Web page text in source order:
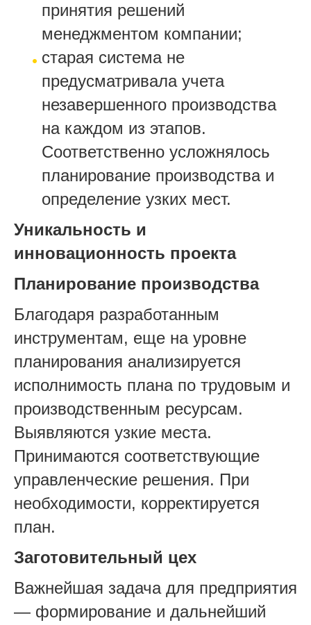
принятия решений
менеджментом компании;
старая система не
предусматривала учета
незавершенного производства
на каждом из этапов.
Соответственно усложнялось
планирование производства и
определение узких мест.
Уникальность и
инновационность проекта
Планирование производства
Благодаря разработанным
инструментам, еще на уровне
планирования анализируется
исполнимость плана по трудовым и
производственным ресурсам.
Выявляются узкие места.
Принимаются соответствующие
управленческие решения. При
необходимости, корректируется
план.
Заготовительный цех
Важнейшая задача для предприятия
— формирование и дальнейший